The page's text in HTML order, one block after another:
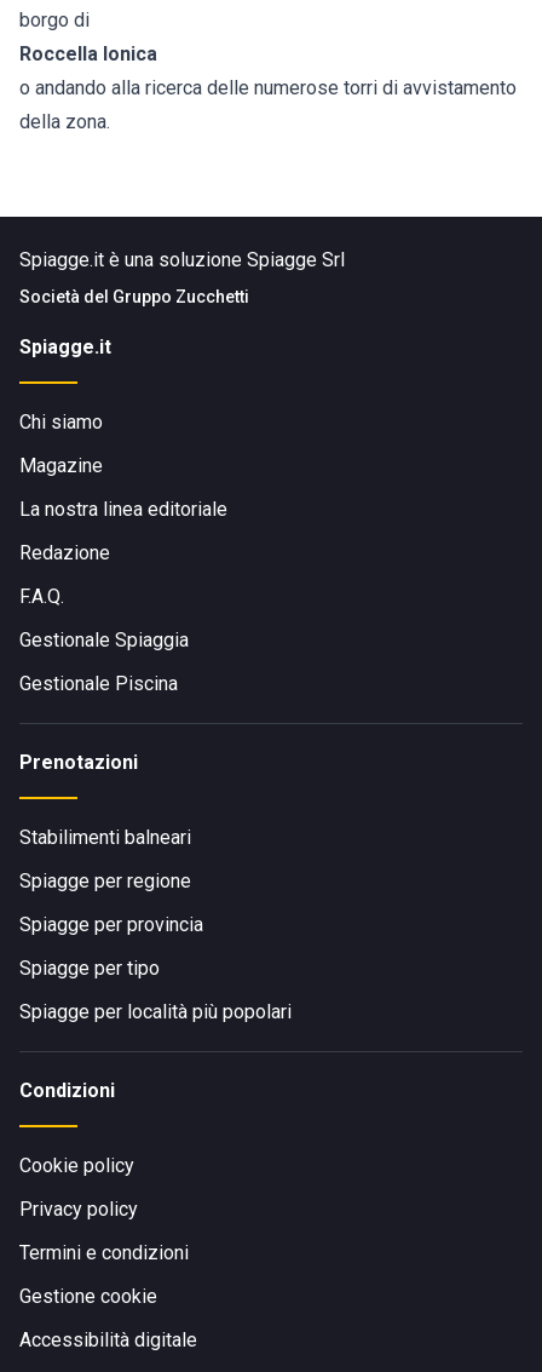
borgo di
Roccella Ionica
o andando alla ricerca delle numerose torri di avvistamento
della zona.
Spiagge.it è una soluzione Spiagge Srl
Società del Gruppo Zucchetti
Spiagge.it
Chi siamo
Magazine
La nostra linea editoriale
Redazione
F.A.Q.
Gestionale Spiaggia
Gestionale Piscina
Prenotazioni
Stabilimenti balneari
Spiagge per regione
Spiagge per provincia
Spiagge per tipo
Spiagge per località più popolari
Condizioni
Cookie policy
Privacy policy
Termini e condizioni
Gestione cookie
Accessibilità digitale